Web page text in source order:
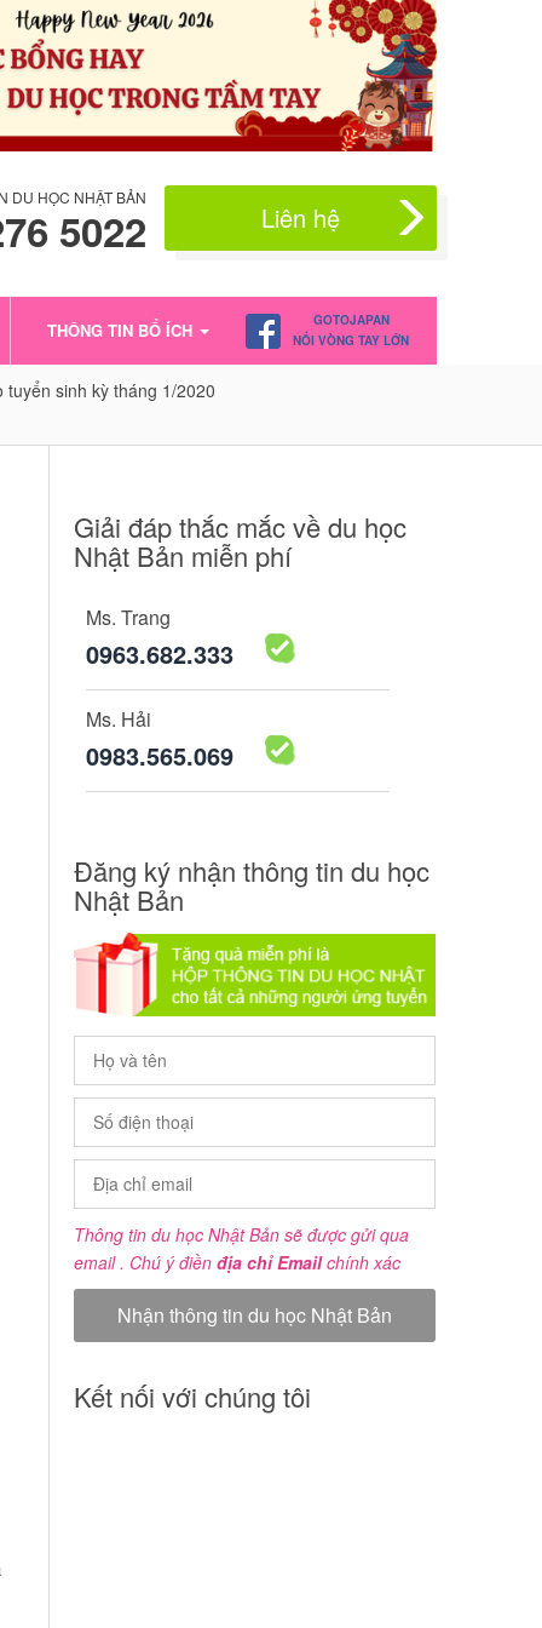
DU HỌC NHẬT BẢN
5022 Liên hệ
THÔNG TIN BỔ ÍCH
GOTOJAPAN
NỐI VÒNG TAY LỚN
tuyển sinh kỳ tháng 1/2020
Giải đáp thắc mắc về du học
Nhật Bản miễn phí
Ms. Trang
0963.682.333
Ms. Hải
0983.565.069
Đăng ký nhận thông tin du học
Nhật Bản
Thông tin du học Nhật Bản sẽ được gửi qua
email . Chú ý điền địa chỉ Emailchính xác
Kết nối với chúng tôi